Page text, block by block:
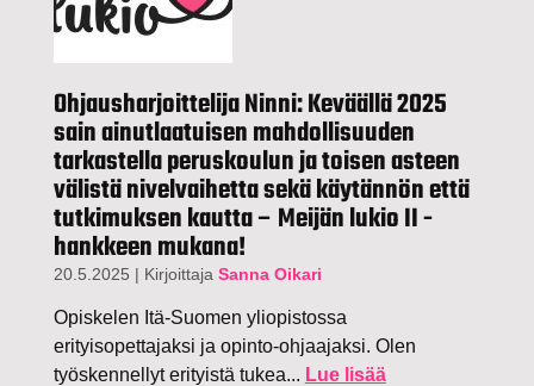
Ohjausharjoittelija Ninni: Keväällä 2025
sain ainutlaatuisen mahdollisuuden
tarkastella peruskoulun ja toisen asteen
välistä nivelvaihetta sekä käytännön että
tutkimuksen kautta – Meijän lukio II -
hankkeen mukana!
20.5.2025 | Kirjoittaja Sanna Oikari
Opiskelen Itä-Suomen yliopistossa
erityisopettajaksi ja opinto-ohjaajaksi. Olen
työskennellyt erityistä tukea... Lue lisää